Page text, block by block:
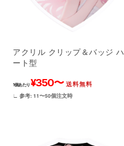
アクリル クリップ＆バッジ ハ
ート型
1個あたり ¥350〜 送料無料
∟ 参考: 11〜50個注文時